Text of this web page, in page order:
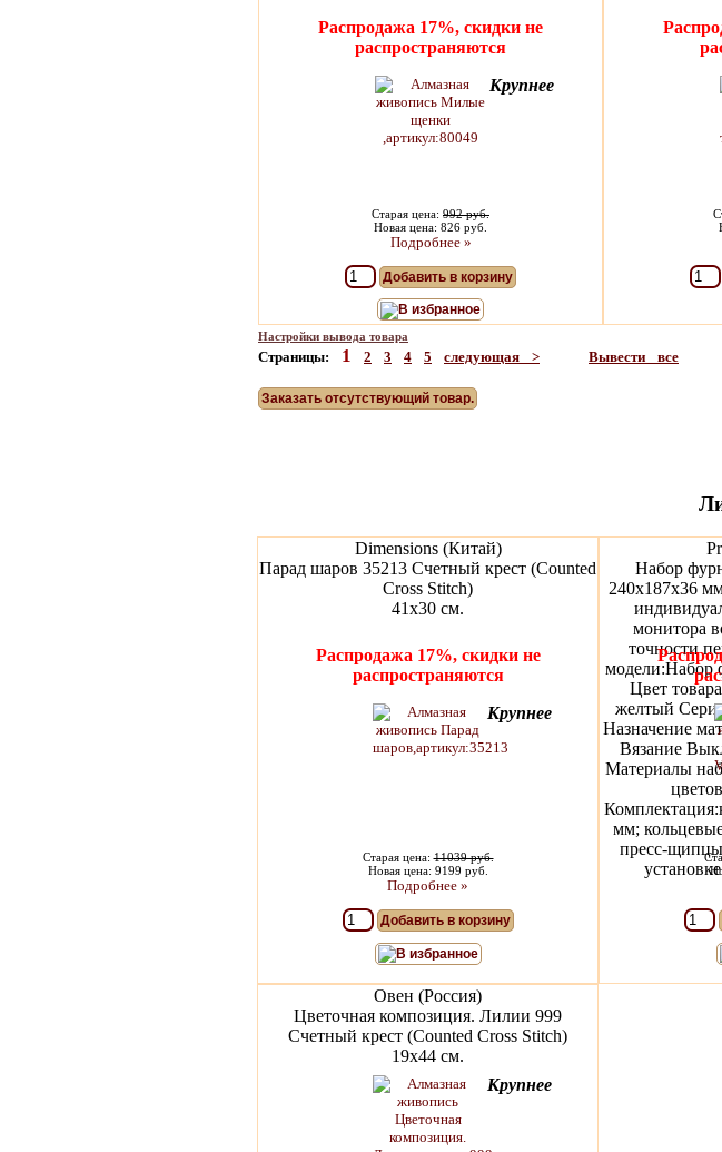
Распродажа 17%, скидки не
распространяются
Крупнее
Старая цена: 992 руб.
Новая цена: 826 руб.
Подробнее »
Добавить в корзину
В избранное
Настройки вывода товара
Страницы: 1 2 3 4 5 следующая > Вывести все
Заказать отсутствующий товар.
Dimensions (Китай)
Парад шаров 35213 Счетный крест (Counted
Cross Stitch)
41х30 см.
Распродажа 17%, скидки не
распространяются
Крупнее
Старая цена:11039 руб.
Новая цена: 9199 руб.
Подробнее »
Добавить в корзину
В избранное
Набор
240х187х36
монитора
точности
модели:Набор
Цвет
желтый
Назначение
Вязание
Материалы
мм;
пресс-
Овен (Россия)
Цветочная композиция. Лилии 999
Счетный крест (Counted Cross Stitch)
19х44 см.
Крупнее